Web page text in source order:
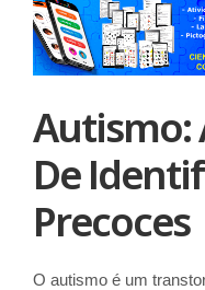
Autismo:
De
Precoces
O autismo é um